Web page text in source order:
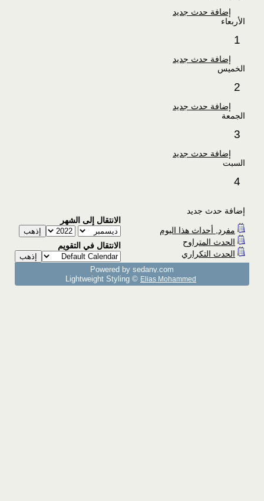
إضافة حدث جديد
الأربعاء
1
إضافة حدث جديد
الخميس
2
إضافة حدث جديد
الجمعة
3
إضافة حدث جديد
السبت
4
إضافة حدث جديد
مفرد, أحداث هذا اليوم
الحدث المتراوح
الحدث التكراري
الانتقال إلى الشهر
الانتقال في التقويم
Powered by sedany.com
Lightweight Styling © Elias Mohammed